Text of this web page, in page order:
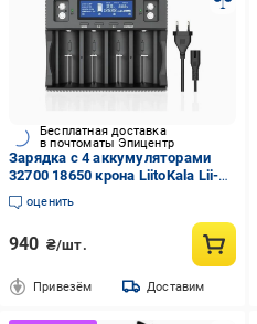
Бесплатная доставка
в почтоматы Эпицентр
Зарядка с 4 аккумуляторами
32700 18650 крона LiitoKala Lii-
D4XL (2003433865)
оценить
940 ₴/шт.
Привезём Доставим